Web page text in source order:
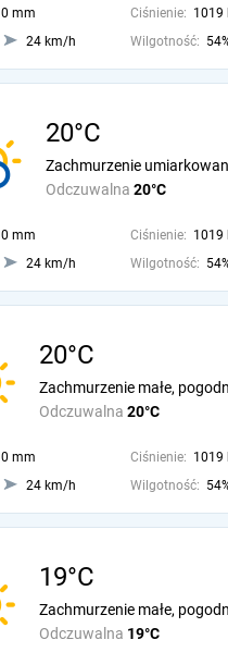
0 mm Ciśnienie: 1019
24 km/h Wilgotność:
20°C
Odczuwalna 20°C
Zachmurzenie
0 mm Ciśnienie: 1019
24 km/h Wilgotność:
20°C
Odczuwalna 20°C
Zachmurzenie małe,
0 mm Ciśnienie: 1019
24 km/h Wilgotność:
19°C
Odczuwalna 19°C
Zachmurzenie małe,